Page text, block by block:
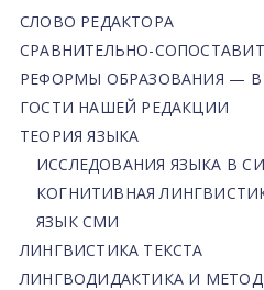
СЛОВО РЕДАКТОРА
СРАВНИТЕЛЬНО-
РЕФОРМЫ ОБРАЗОВАНИЯ —
ГОСТИ НАШЕЙ РЕДАКЦИИ
ТЕОРИЯ ЯЗЫКА
ИССЛЕДОВАНИЯ ЯЗЫКА В
КОГНИТИВНАЯ
ЯЗЫК СМИ
ЛИНГВИСТИКА ТЕКСТА
ЛИНГВОДИДАКТИКА И